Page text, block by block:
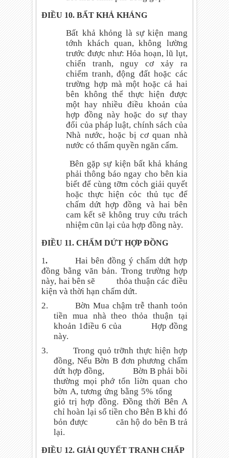
ĐIỀU 10. BẤT KHẢ KHÁNG
Bất khả khỏng là sự kiện mang
tớnh khách quan, không lường
trước được như: Hỏa hoạn, lũ lụt,
chiến tranh, nguy cơ xảy ra
chiếm tranh, động đất hoặc các
trường hợp mà một hoặc cả hai
bên không thể thực hiện được
một hay nhiều điều khoản của
hợp đồng này hoặc do sự thay
đổi của pháp luật, chính sách của
Nhà nước, hoặc bị cơ quan nhà
nước có thẩm quyền ngăn cấm.
Bên gặp sự kiện bất khả kháng
phải thông báo ngay cho bên kia
biết để cùng tỡm cỏch giải quyết
hoặc thực hiện cỏc thủ tục để
chấm dứt hợp đồng và hai bên
cam kết sẽ không truy cứu trách
nhiệm cũn lại của hợp đồng này.
ĐIỀU 11. CHẤM DỨT HỢP ĐỒNG
1.
Hai bên đồng ý chấm dứt hợp
đồng bằng văn bản. Trong trường hợp
này, hai bên sẽ
thỏa thuận các điều
kiện và thời hạn chấm dứt.
2.
Bờn Mua chậm trễ thanh toỏn
tiền mua nhà theo thỏa thuận tại
khoản 1điều 6 của
Hợp đồng
này.
3.
Trong quỏ trỡnh thực hiện hợp
đồng, Nếu Bờn B đơn phương chấm
dứt hợp đồng,
Bờn B phải bồi
thường mọi phớ tổn liờn quan cho
bờn A, tương ứng bằng 5% tổng
giỏ trị hợp đồng. Đồng thời Bên A
chỉ hoàn lại số tiền cho Bên B khi đó
bỏn được
căn hộ do bên B trả
lại.
ĐIỀU 12. GIẢI QUYẾT TRANH CHẤP